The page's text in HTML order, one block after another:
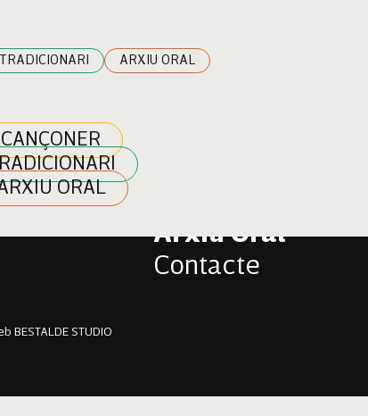
TRADICIONARI ARXIU ORAL
CANÇONER
ORAL
Arxiu Oral
Contacte
BESTALDE STUDIO